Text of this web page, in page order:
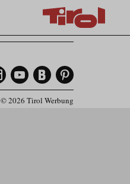
© 2026 Tirol Werbung